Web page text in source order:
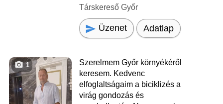
Társkereső Győr
Üzenet Adatlap
1
Szerelmem Győr környékéről
keresem. Kedvenc
elfoglaltságaim a biciklizés a
virág gondozás és